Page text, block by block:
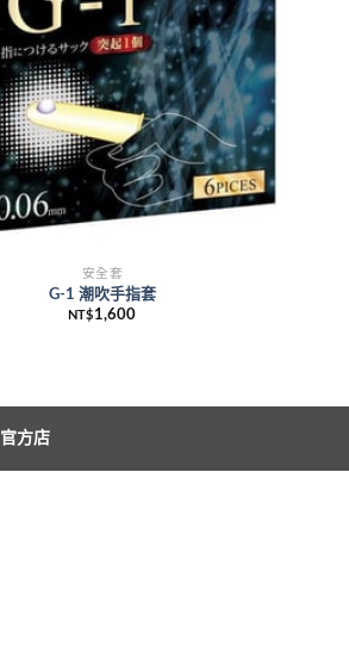
安全套
G-1 潮吹手指套
NT$1,600
官方店